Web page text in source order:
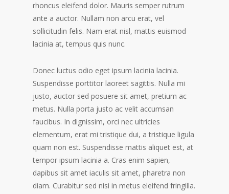
rhoncus eleifend dolor. Mauris semper rutrum
ante a auctor. Nullam non arcu erat, vel
sollicitudin felis. Nam erat nisl, mattis euismod
lacinia at, tempus quis nunc.
Donec luctus odio eget ipsum lacinia lacinia.
Suspendisse porttitor laoreet sagittis. Nulla mi
justo, auctor sed posuere sit amet, pretium ac
metus. Nulla porta justo ac velit accumsan
faucibus. In dignissim, orci nec ultricies
elementum, erat mi tristique dui, a tristique ligula
quam non est. Suspendisse mattis aliquet est, at
tempor ipsum lacinia a. Cras enim sapien,
dapibus sit amet iaculis sit amet, pharetra non
diam. Curabitur sed nisi in metus eleifend fringilla.